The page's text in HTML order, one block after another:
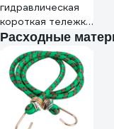
гидравлическая
короткая тележка
NORDBERG 2,5 т, с
ПУ колесами
(прослеживаемая)
N3902S-25
Расходные